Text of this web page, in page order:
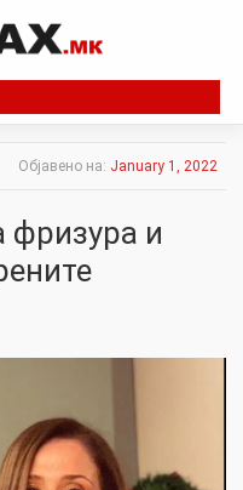
Објавено на: January 1, 2022
фризура и